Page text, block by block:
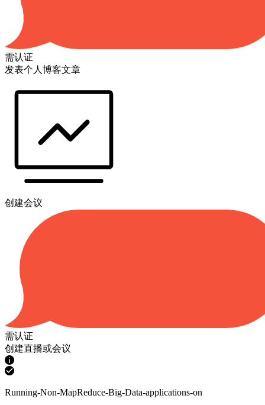
需认证
发表个人博客文章
创建会议
需认证
创建直播或会议
Running-Non-MapReduce-Big-Data-applications-on